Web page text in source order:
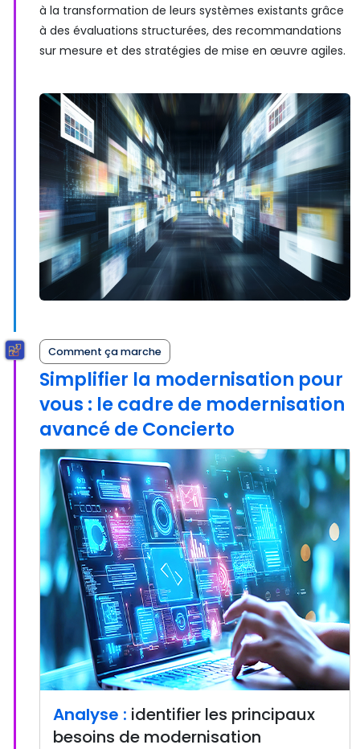
à la transformation de leurs systèmes existants grâce
à des évaluations structurées, des recommandations
sur mesure et des stratégies de mise en œuvre agiles.
Comment ça marche
Simplifier la modernisation pour
vous : le cadre de modernisation
avancé de Concierto
Analyse : identifier les principaux
besoins de modernisation